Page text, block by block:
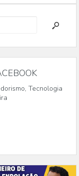
Tecnologia